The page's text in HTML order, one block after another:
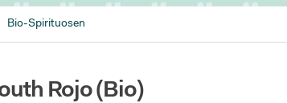
Bio-Spirituosen
Rojo (Bio)